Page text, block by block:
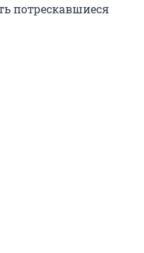
потрескавшиеся